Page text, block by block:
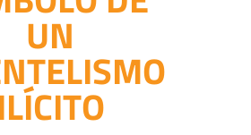
UN
ILÍCITO